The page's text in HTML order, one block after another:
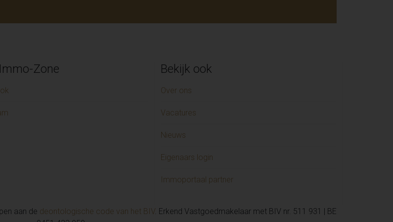
Zone Bekijk ook
Over ons
Vacatures
Nieuws
Eigenaars login
Immoportaal partner
aan de deontologische code van het BIV. Erkend Vastgoedmakelaar met BIV nr. 511 931 | BE